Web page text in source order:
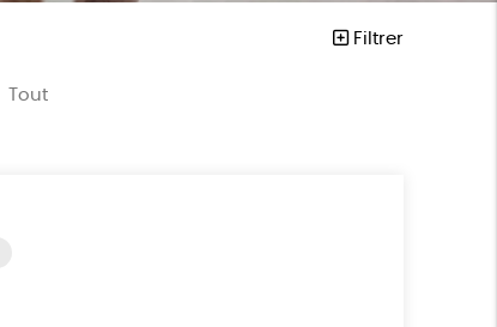
Filtrer
Tout